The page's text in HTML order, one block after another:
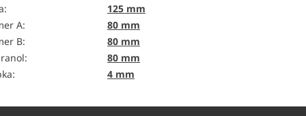
:
125 mm
A:
80 mm
B:
80 mm
:
80 mm
: 4 mm